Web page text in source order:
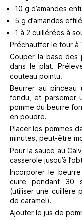
10 g d’amandes
5 g d’amandes
1 à 2 cuillérées à
Préchauffer le four à
Couper la base des
dans le plat.
couteau pointu.
Beurrer au
fondu, et parsemer
pomme du beurre
en poudre.
Placer les pommes
minutes, peut-être
Pour la sauce au
casserole jusqu’à
Incorporer le
cuire pendant 30
(utiliser une cuillère
de caramel).
Ajouter le jus de